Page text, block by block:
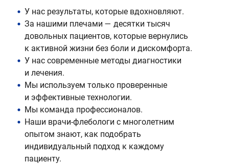
У нас результаты, которые вдохновляют.
За нашими плечами — десятки тысяч
довольных пациентов, которые вернулись
к активной жизни без боли и дискомфорта.
У нас современные методы диагностики
и лечения.
Мы используем только проверенные
и эффективные технологии.
Мы команда профессионалов.
Наши врачи-флебологи с многолетним
опытом знают, как подобрать
индивидуальный подход к каждому
пациенту.